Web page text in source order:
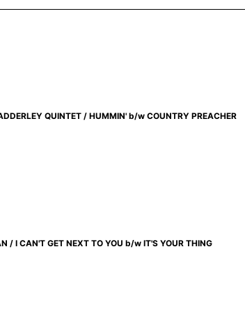
QUINTET / HUMMIN' b/w COUNTRY PREACHER
/ I CAN'T GET NEXT TO YOU b/w IT'S YOUR THING